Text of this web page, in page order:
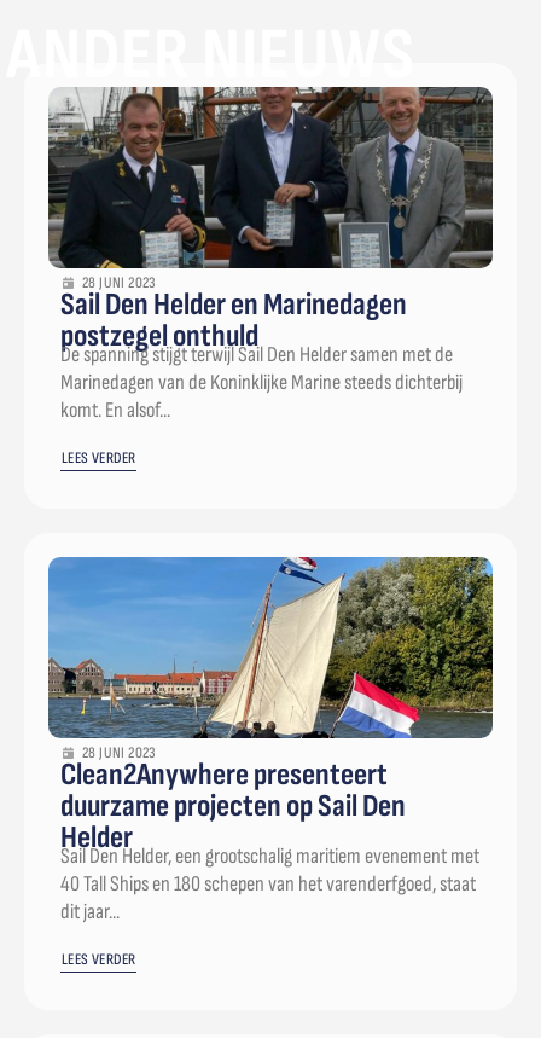
28 JUNI 2023
Sail Den Helder en Marinedagen
postzegel onthuld
De spanning stijgt terwijl Sail Den Helder samen met de
Marinedagen van de Koninklijke Marine steeds dichterbij
komt. En alsof...
LEES VERDER
28 JUNI 2023
Clean2Anywhere presenteert
duurzame projecten op Sail Den
Helder
Sail Den Helder, een grootschalig maritiem evenement met
40 Tall Ships en 180 schepen van het varenderfgoed, staat
dit jaar...
LEES VERDER